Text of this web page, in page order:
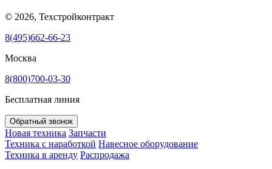
© 2026, Техстройконтракт
8(495)662-66-23
Москва
8(800)700-03-30
Бесплатная линия
Обратный звонок
Новая техника Запчасти
Техника с наработкой Навесное оборудование
Техника в аренду Распродажа